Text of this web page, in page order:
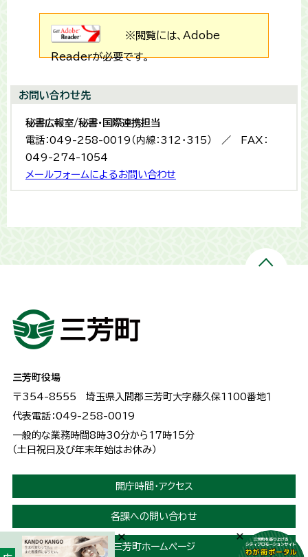
※閲覧には、Adobe
Readerが必要です。
お問い合わせ先
秘書広報室/秘書・国際連携担当
電話：049-258-0019（内線：312・315） ／ FAX：
049-274-1054
メールフォームによるお問い合わせ
三芳町役場
〒354-8555 埼玉県入間郡三芳町大字藤久保1100番地１
代表電話：049-258-0019
一般的な業務時間8時30分から17時15分
（土日祝日及び年末年始はお休み）
開庁時間・アクセス
各課への問い合わせ
三芳町ホームページ